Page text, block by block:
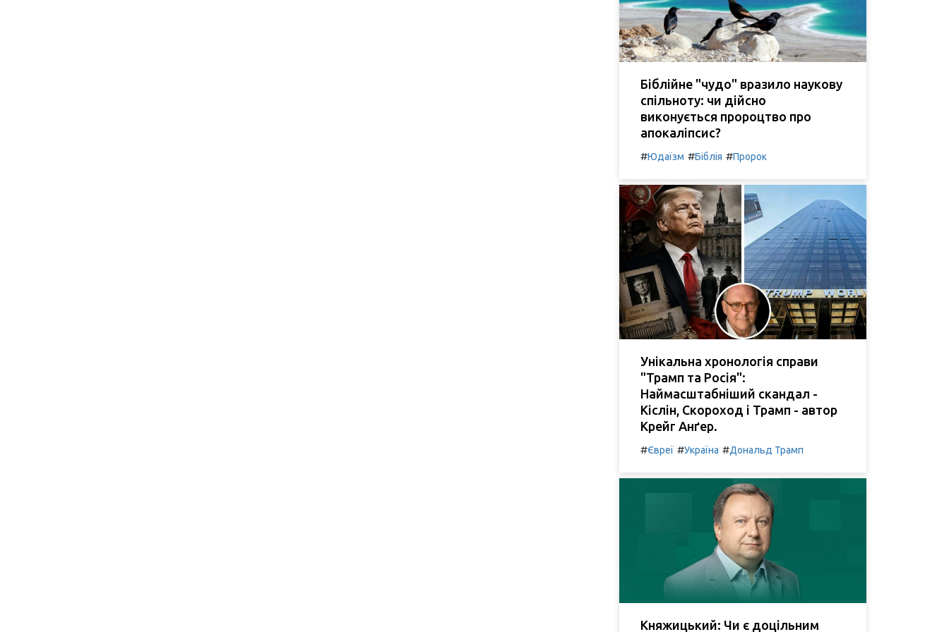
Біблійне "чудо" вразило наукову
спільноту: чи дійсно
виконується пророцтво про
апокаліпсис?
#Юдаїзм #Біблія #Пророк
Унікальна хронологія справи
"Трамп та Росія":
Наймасштабніший скандал -
Кіслін, Скороход і Трамп - автор
Крейг Анґер.
#Євреї #Україна #Дональд Трамп
Княжицький: Чи є доцільним